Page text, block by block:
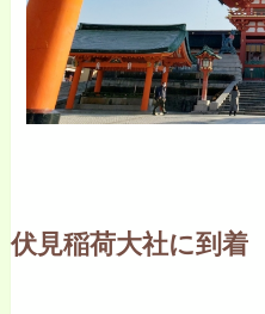
伏見稲荷大社に到着